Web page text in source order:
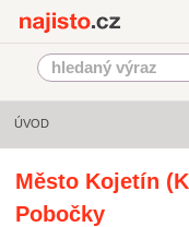
ÚVOD
Město Kojetín
Pobočky